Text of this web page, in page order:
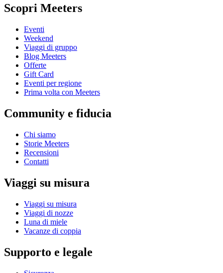
Scopri Meeters
Eventi
Weekend
Viaggi di gruppo
Blog Meeters
Offerte
Gift Card
Eventi per regione
Prima volta con Meeters
Community e fiducia
Chi siamo
Storie Meeters
Recensioni
Contatti
Viaggi su misura
Viaggi su misura
Viaggi di nozze
Luna di miele
Vacanze di coppia
Supporto e legale